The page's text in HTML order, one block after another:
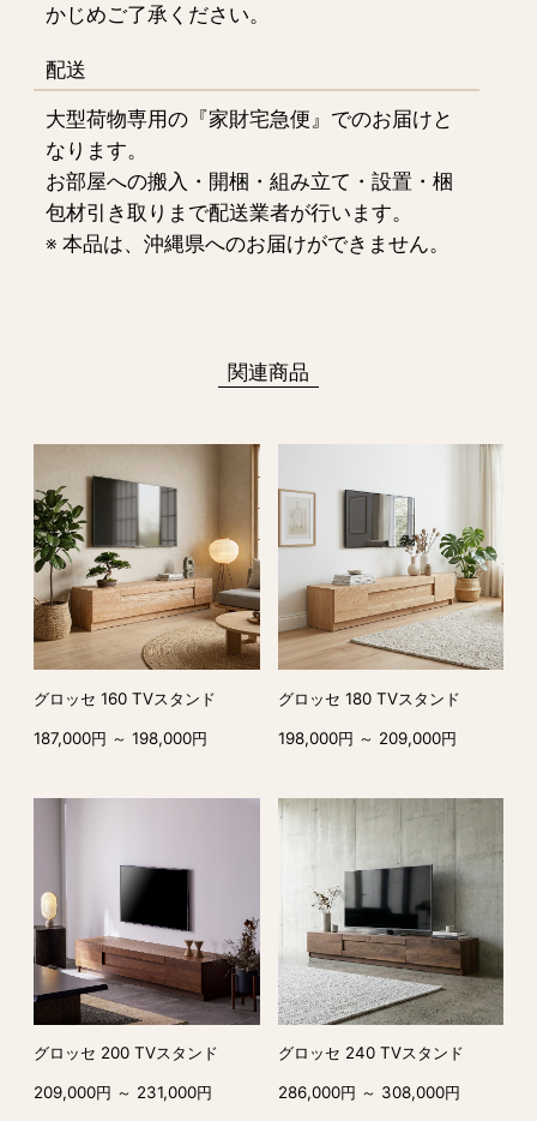
かじめご了承ください。
配送
大型荷物専用の『家財宅急便』でのお届けと
なります。
お部屋への搬入・開梱・組み立て・設置・梱
包材引き取りまで配送業者が行います。
※ 本品は、沖縄県へのお届けができません。
関連商品
グロッセ 160 TVスタンド
187,000円 ～ 198,000円
グロッセ 180 TVスタンド
198,000円 ～ 209,000円
グロッセ 200 TVスタンド
209,000円 ～ 231,000円
グロッセ 240 TVスタンド
286,000円 ～ 308,000円